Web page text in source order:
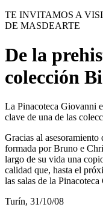
TE INVITAMOS A
DE MASDEARTE
De la
colección
La Pinacoteca Giovanni
clave de una de las
Gracias al
formada por Bruno e
largo de su vida una
calidad que, hasta el
las salas de la
Turín, 31/10/08